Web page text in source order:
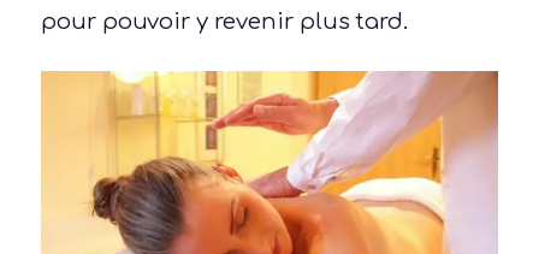
pour pouvoir y revenir plus tard.